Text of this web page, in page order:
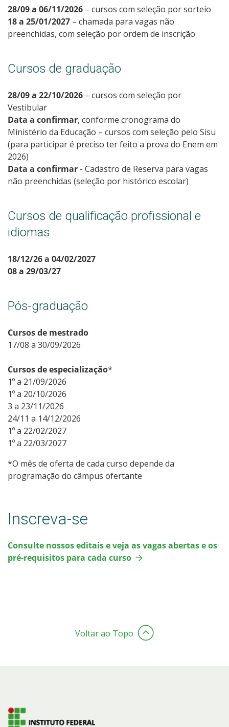
28/09 a 06/11/2026 – cursos com seleção por sorteio
18 a 25/01/2027 – chamada para vagas não
preenchidas, com seleção por ordem de inscrição
Cursos de graduação
28/09 a 22/10/2026 – cursos com seleção por
Vestibular
Data a confirmar, conforme cronograma do
Ministério da Educação – cursos com seleção pelo Sisu
(para participar é preciso ter feito a prova do Enem em
2026)
Data a confirmar - Cadastro de Reserva para vagas
não preenchidas (seleção por histórico escolar)
Cursos de qualificação profissional e
idiomas
18/12/26 a 04/02/2027
08 a 29/03/27
Pós-graduação
Cursos de mestrado
17/08 a 30/09/2026
Cursos de especialização*
1º a 21/09/2026
1º a 20/10/2026
3 a 23/11/2026
24/11 a 14/12/2026
1º a 22/02/2027
1º a 22/03/2027
*O mês de oferta de cada curso depende da
programação do câmpus ofertante
Inscreva-se
Consulte nossos editais e veja as vagas abertas e os
pré-requisitos para cada curso
Voltar ao Topo